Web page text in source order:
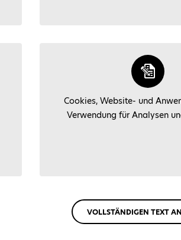
Cookies, Website- und
Verwendung für Analysen
VOLLSTÄNDIGEN TEXT